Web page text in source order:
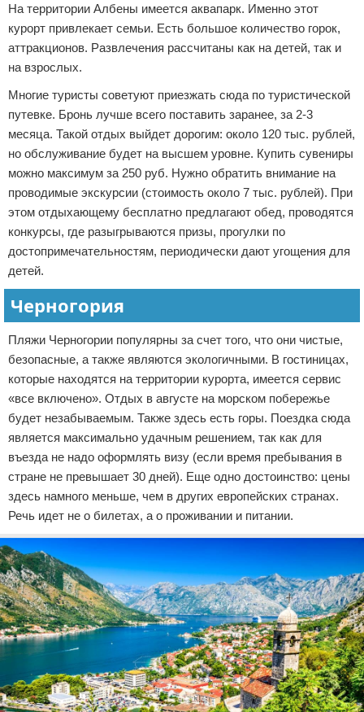
На территории Албены имеется аквапарк. Именно этот
курорт привлекает семьи. Есть большое количество горок,
аттракционов. Развлечения рассчитаны как на детей, так и
на взрослых.
Многие туристы советуют приезжать сюда по туристической
путевке. Бронь лучше всего поставить заранее, за 2-3
месяца. Такой отдых выйдет дорогим: около 120 тыс. рублей,
но обслуживание будет на высшем уровне. Купить сувениры
можно максимум за 250 руб. Нужно обратить внимание на
проводимые экскурсии (стоимость около 7 тыс. рублей). При
этом отдыхающему бесплатно предлагают обед, проводятся
конкурсы, где разыгрываются призы, прогулки по
достопримечательностям, периодически дают угощения для
детей.
Черногория
Пляжи Черногории популярны за счет того, что они чистые,
безопасные, а также являются экологичными. В гостиницах,
которые находятся на территории курорта, имеется сервис
«все включено». Отдых в августе на морском побережье
будет незабываемым. Также здесь есть горы. Поездка сюда
является максимально удачным решением, так как для
въезда не надо оформлять визу (если время пребывания в
стране не превышает 30 дней). Еще одно достоинство: цены
здесь намного меньше, чем в других европейских странах.
Речь идет не о билетах, а о проживании и питании.